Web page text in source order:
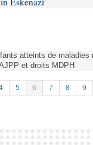
atteints de
et droits MDPH
5 6 7 8 9